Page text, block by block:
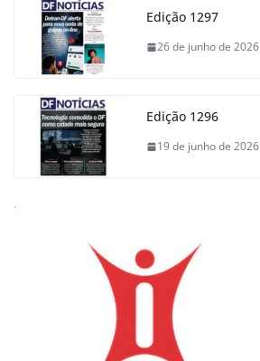
Edição 1297
26 de junho de 2026
Edição 1296
19 de junho de 2026